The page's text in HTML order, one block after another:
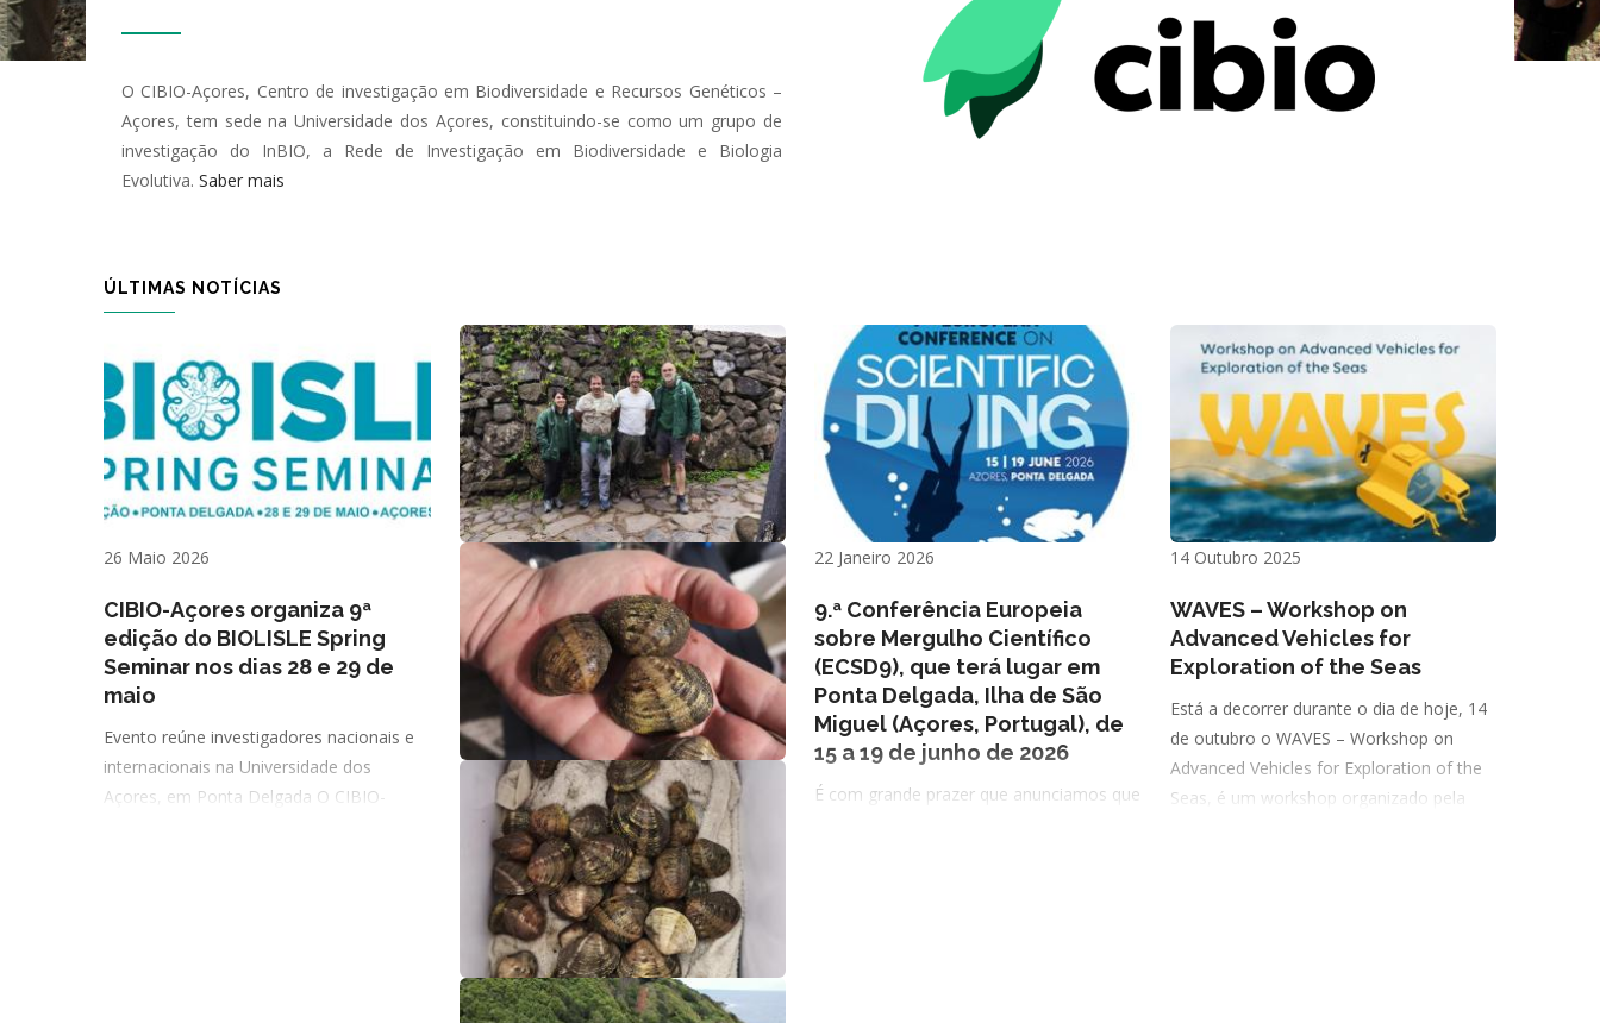
O CIBIO-Açores, Centro de investigação em Biodiversidade e Recursos Genéticos –
Açores, tem sede na Universidade dos Açores, constituindo-se como um grupo de
investigação do InBIO, a Rede de Investigação em Biodiversidade e Biologia
Evolutiva. Saber mais
ÚLTIMAS NOTÍCIAS
26 Maio 2026
CIBIO-Açores organiza 9ª
edição do BIOLISLE Spring
Seminar nos dias 28 e 29 de
maio
Evento reúne investigadores nacionais e
internacionais na Universidade dos
Açores, em Ponta Delgada O CIBIO-
22 Janeiro 2026
9.ª Conferência Europeia
sobre Mergulho Científico
(ECSD9), que terá lugar em
Ponta Delgada, Ilha de São
Miguel (Açores, Portugal), de
15 a 19 de junho de 2026
É com grande prazer que anunciamos que
14 Outubro 2025
WAVES – Workshop on
Advanced Vehicles for
Exploration of the Seas
Está a decorrer durante o dia de hoje, 14
de outubro o WAVES – Workshop on
Advanced Vehicles for Exploration of the
Seas, é um workshop organizado pela